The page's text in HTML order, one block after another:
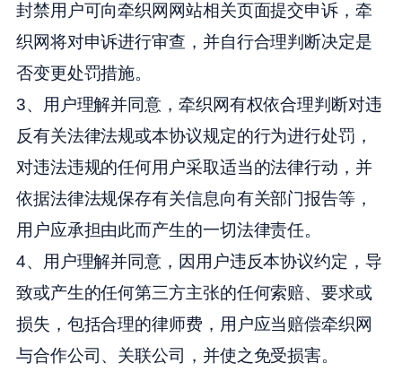
封禁用户可向牵织网网站相关页面提交申诉，牵
织网将对申诉进行审查，并自行合理判断决定是
否变更处罚措施。
3、用户理解并同意，牵织网有权依合理判断对违
反有关法律法规或本协议规定的行为进行处罚，
对违法违规的任何用户采取适当的法律行动，并
依据法律法规保存有关信息向有关部门报告等，
用户应承担由此而产生的一切法律责任。
4、用户理解并同意，因用户违反本协议约定，导
致或产生的任何第三方主张的任何索赔、要求或
损失，包括合理的律师费，用户应当赔偿牵织网
与合作公司、关联公司，并使之免受损害。